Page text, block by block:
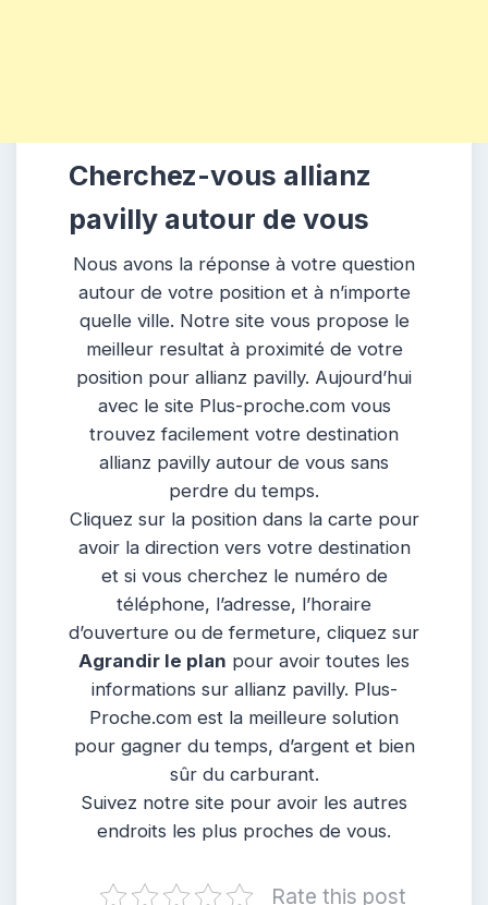
Cherchez-vous allianz
pavilly autour de vous
Nous avons la réponse à votre question
autour de votre position et à n’importe
quelle ville. Notre site vous propose le
meilleur resultat à proximité de votre
position pour allianz pavilly. Aujourd’hui
avec le site Plus-proche.com vous
trouvez facilement votre destination
allianz pavilly autour de vous sans
perdre du temps.
Cliquez sur la position dans la carte pour
avoir la direction vers votre destination
et si vous cherchez le numéro de
téléphone, l’adresse, l’horaire
d’ouverture ou de fermeture, cliquez sur
Agrandir le plan pour avoir toutes les
informations sur allianz pavilly. Plus-
Proche.com est la meilleure solution
pour gagner du temps, d’argent et bien
sûr du carburant.
Suivez notre site pour avoir les autres
endroits les plus proches de vous.
Rate this post